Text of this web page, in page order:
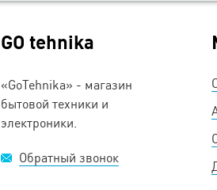
GO tehnika
«GoTehnika» - магазин
бытовой техники и
электроники.
Обратный звонок